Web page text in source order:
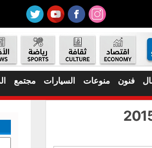
فنون منوعات السيارات مجتمع